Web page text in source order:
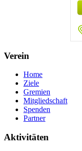
Verein
Home
Ziele
Gremien
Mitgliedschaft
Spenden
Partner
Aktivitäten